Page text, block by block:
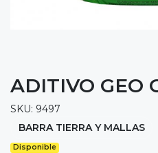
ADITIVO GEO
SKU: 9497
BARRA TIERRA Y MALLAS
Disponible